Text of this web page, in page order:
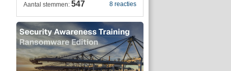
8 reacties
Aantal stemmen: 547